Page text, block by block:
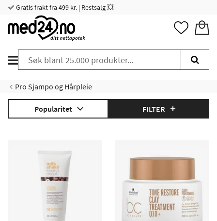
Gratis frakt fra 499 kr. | Restsalg 💥
Pro Sjampo og Hårpleie
Popularitet FILTER